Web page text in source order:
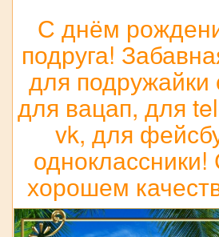
С днём
подруга!
для подружайки
для вацап, для
vk, для
одноклассники!
хорошем